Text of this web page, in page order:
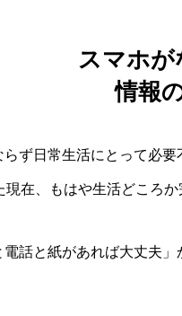
スマホが
情報
ず日常生活にとって必
在、もはや生活どころ
話と紙があれば大丈夫